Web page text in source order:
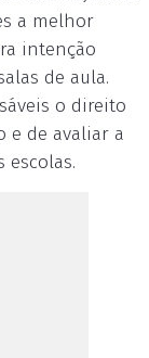
a melhor
intenção
de aula.
o direito
e de avaliar a
escolas.